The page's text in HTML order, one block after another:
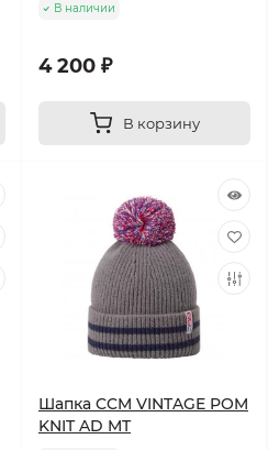
В наличии
4 200 ₽
В корзину
Шапка CCM VINTAGE POM
KNIT AD MT